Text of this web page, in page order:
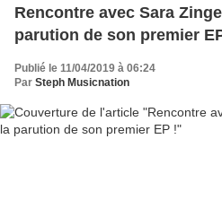
Rencontre avec Sara
parution de son premier
Publié le 11/04/2019 à 06:24
Par Steph Musicnation